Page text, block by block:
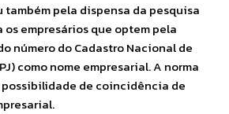
pela dispensa da pesquisa
os empresários que optem pela
número do Cadastro Nacional de
como nome empresarial. A norma
de coincidência de